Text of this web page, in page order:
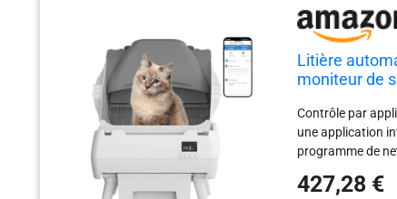
Litière
moniteur de
Contrôle par
une application
programme de
conservant un
427,28 €